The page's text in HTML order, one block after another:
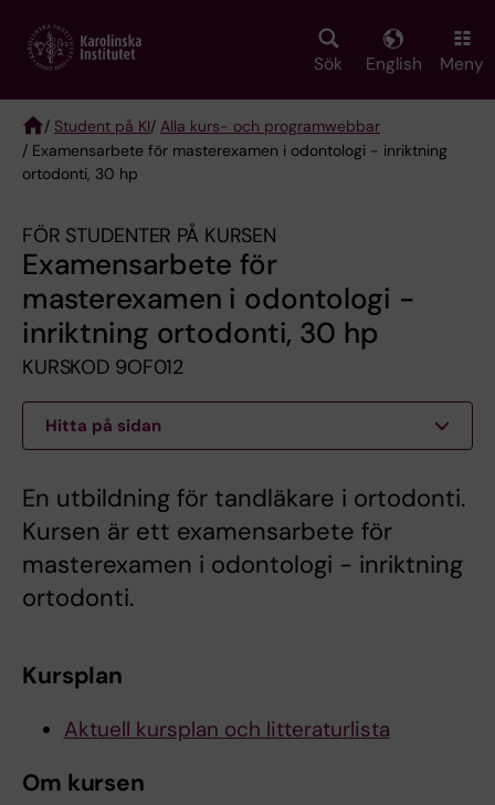
main
Sök English Meny
Breadcrumb
/ Student på KI/ Alla kurs- och programwebbar
/ Examensarbete för masterexamen i odontologi - inriktning
ortodonti, 30 hp
FÖR STUDENTER PÅ KURSEN
Examensarbete för
masterexamen i odontologi -
inriktning ortodonti, 30 hp
KURSKOD 9OF012
Hitta på sidan
En utbildning för tandläkare i ortodonti.
Kursen är ett examensarbete för
masterexamen i odontologi - inriktning
ortodonti.
Kursplan
Aktuell kursplan och litteraturlista
Om kursen